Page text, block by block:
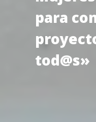
para
tod@s»